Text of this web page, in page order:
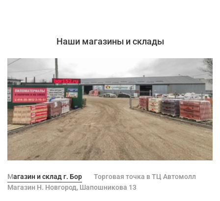
Наши магазины и склады
Магазин и склад г. Бор
Торговая точка в ТЦ Автомолл
Магазин Н. Новгород, Шапошникова 13